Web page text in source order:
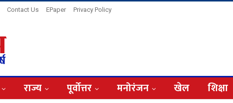
Contact Us EPaper Privacy Policy
राज्य पूर्वोत्तर मनोरंजन खेल शिक्षा